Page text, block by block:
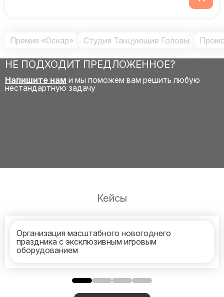
Премия «Оскар» Студия Танцующие Головы
НЕ ПОДХОДИТ ПРЕДЛОЖЕННОЕ?
Напишите нам и мы поможем вам решить любую
нестандартную задачу
Кейсы
Организация масштабного новогоднего
праздника с эксклюзивным игровым
оборудованием